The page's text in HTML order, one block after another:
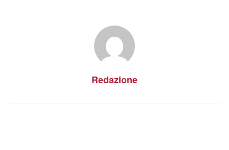
Redazione